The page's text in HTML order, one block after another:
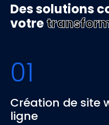
Des solutions
votre
01
Création de site
ligne